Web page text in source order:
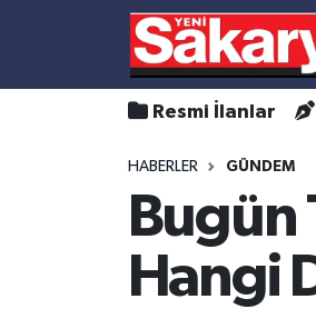
Resmi İlanlar
HABERLER GÜNDEM
Bugün
Hangi